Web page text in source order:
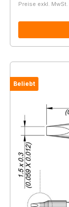
Preise exkl.
Beliebt